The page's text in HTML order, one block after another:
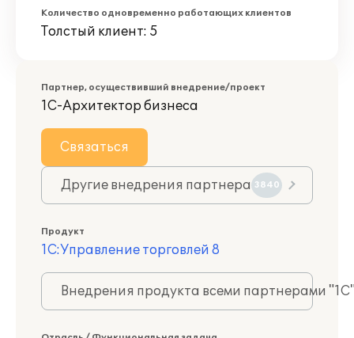
Количество одновременно работающих клиентов
Толстый клиент: 5
Партнер, осуществивший внедрение/проект
1С-Архитектор бизнеса
Связаться
Другие внедрения партнера 3840
Продукт
1С:Управление торговлей 8
Внедрения продукта всеми партнерами